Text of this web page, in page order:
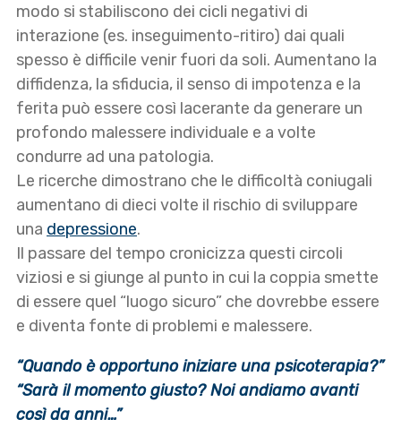
modo si stabiliscono dei cicli negativi di
interazione (es. inseguimento-ritiro) dai quali
spesso è difficile venir fuori da soli. Aumentano la
diffidenza, la sfiducia, il senso di impotenza e la
ferita può essere così lacerante da generare un
profondo malessere individuale e a volte
condurre ad una patologia.
Le ricerche dimostrano che le difficoltà coniugali
aumentano di dieci volte il rischio di sviluppare
una depressione.
Il passare del tempo cronicizza questi circoli
viziosi e si giunge al punto in cui la coppia smette
di essere quel “luogo sicuro” che dovrebbe essere
e diventa fonte di problemi e malessere.
“Quando è opportuno iniziare una psicoterapia?”
“Sarà il momento giusto? Noi andiamo avanti
così da anni…”